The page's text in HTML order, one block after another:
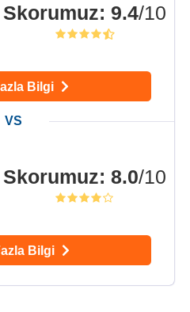
Skorumuz: 9.4/10
Bilgi
Skorumuz: 8.0/10
Bilgi